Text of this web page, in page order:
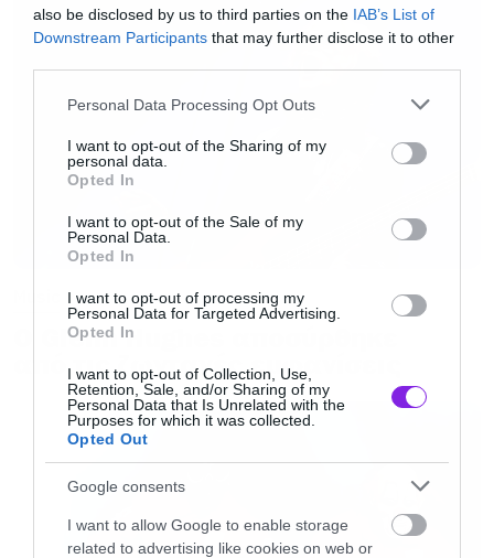
also be disclosed by us to third parties on the IAB’s List of
Downstream Participants that may further disclose it to other
Please note that this website/app uses one or more Google
not limited to your visit or usage behaviour. You may click to
grant or deny consent to Google and its third-party tags to
use your data for below specified purposes in below Google
consent section.
Personal Data Processing Opt Outs
I want to opt-out of the Sharing of my
personal data.
Opted In
I want to opt-out of the Sale of my
Personal Data.
Opted In
I want to opt-out of processing my
Personal Data for Targeted Advertising.
Opted In
I want to opt-out of Collection, Use,
Retention, Sale, and/or Sharing of my
Personal Data that Is Unrelated with the
Purposes for which it was collected.
Opted Out
Google consents
I want to allow Google to enable storage
related to advertising like cookies on web or
Ο Glenn Hughes αποσύρθηκε
από τις ζωντανές εμφανίσεις